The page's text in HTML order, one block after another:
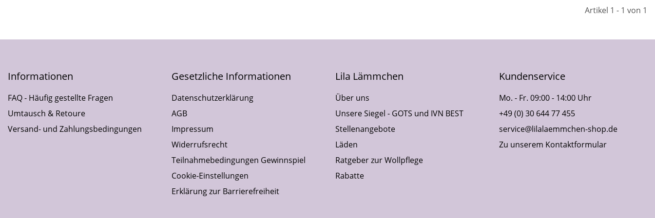
Artikel 1 - 1 von 1
Informationen
FAQ - Häufig gestellte Fragen
Umtausch & Retoure
Versand- und Zahlungsbedingungen
Gesetzliche Informationen
Datenschutzerklärung
AGB
Impressum
Widerrufsrecht
Teilnahmebedingungen Gewinnspiel
Cookie-Einstellungen
Erklärung zur Barrierefreiheit
Lila Lämmchen
Über uns
Unsere Siegel - GOTS und IVN BEST
Stellenangebote
Läden
Ratgeber zur Wollpflege
Rabatte
Kundenservice
Mo. - Fr. 09:00 - 14:00 Uhr
+49 (0) 30 644 77 455
service@lilalaemmchen-shop.de
Zu unserem Kontaktformular